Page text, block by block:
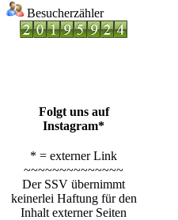
Besucherzähler
Folgt uns auf
Instagram*
* = externer Link
~~~~~~~~~~~~~~
Der SSV übernimmt
keinerlei Haftung für den
Inhalt externer Seiten